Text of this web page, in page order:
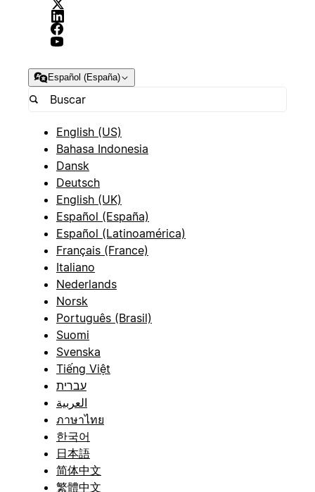
Español (España)
English (US)
Bahasa Indonesia
Dansk
Deutsch
English (UK)
Español (España)
Español (Latinoamérica)
Français (France)
Italiano
Nederlands
Norsk
Português (Brasil)
Suomi
Svenska
Tiếng Việt
עברית
العربية
ภาษาไทย
한국어
日本語
简体中文
繁體中文